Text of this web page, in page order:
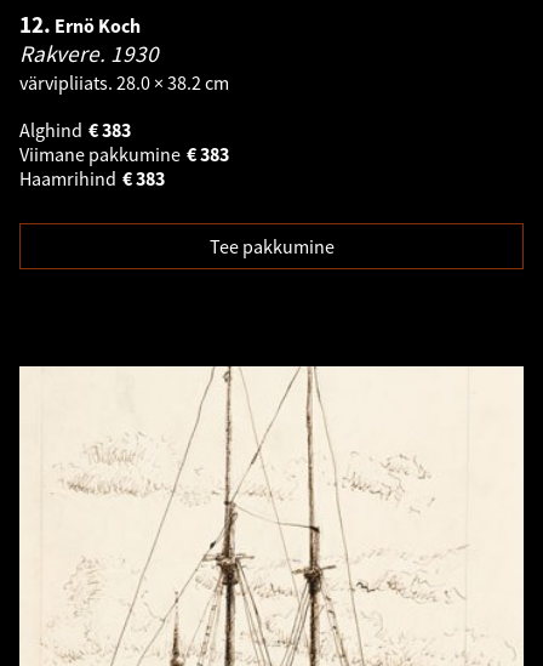
12. Ernö Koch
Rakvere. 1930
värvipliiats. 28.0 × 38.2 cm
Alghind
383
€
Viimane pakkumine
383
€
Haamrihind
383
€
Tee pakkumine